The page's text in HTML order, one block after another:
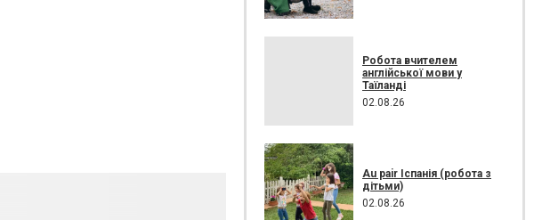
Робота вчителем
англійської мови у
Таїланді
02.08.26
Au pair Іспанія (робота з
дітьми)
02.08.26